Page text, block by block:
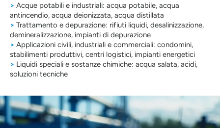
> Acque potabili e industriali: acqua potabile, acqua
antincendio, acqua deionizzata, acqua distillata
> Trattamento e depurazione: rifiuti liquidi, desalinizzazione,
demineralizzazione, impianti di depurazione
> Applicazioni civili, industriali e commerciali: condomini,
stabilimenti produttivi, centri logistici, impianti energetici
> Liquidi speciali e sostanze chimiche: acqua salata, acidi,
soluzioni tecniche